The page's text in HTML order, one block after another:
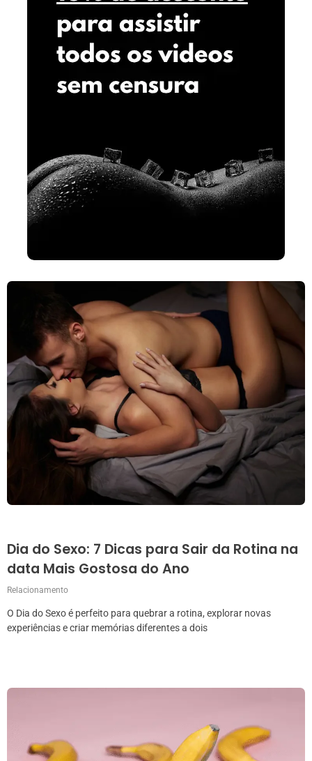
Dia do Sexo: 7 Dicas para Sair da Rotina na
data Mais Gostosa do Ano
Relacionamento
O Dia do Sexo é perfeito para quebrar a rotina, explorar novas
experiências e criar memórias diferentes a dois